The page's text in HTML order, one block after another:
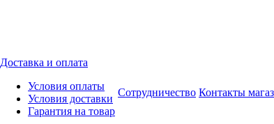
Доставка и оплата
Условия оплаты
Условия доставки
Гарантия на товар
Сотрудничество Контакты